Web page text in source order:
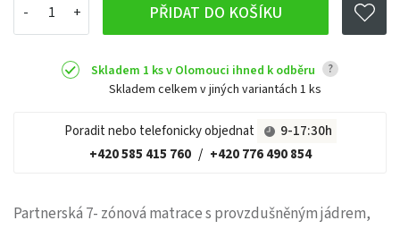
PŘIDAT DO KOŠÍKU
Skladem 1 ks v Olomouci ihned k odběru ?
Skladem celkem v jiných variantách 1 ks
Poradit nebo telefonicky objednat
9-17:30h
+420 585 415 760 / +420 776 490 854
Partnerská 7- zónová matrace s provzdušněným jádrem,